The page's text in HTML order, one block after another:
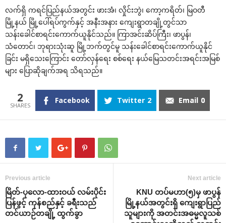
လက်ရှိ ကရင်ပြည်နယ်အတွင်း ဖားအံ၊ လှိုင်းဘွဲ၊ ကော့ကရိတ်၊ မြဝတီ
မြို့နယ် မြို့ပေါ်ရပ်ကွက်နှင့် အနီးအနား ကျေးရွာတချို့တွင်သာ
သန်းခေါင်စာရင်းကောက်ယူနိုင်သည်။ ကြာအင်းဆိပ်ကြီး၊ ဖာပွန်၊
သံတောင်၊ ဘုရားသုံးဆူ မြို့ဘက်တွင်မူ သန်းခေါင်စာရင်းကောက်ယူနိုင်
ခြင်း မရှိသေးကြောင်း တော်လှန်ရေး စစ်ရေး နယ်မြေသတင်းအရင်းအမြစ်
များ ပြောဆိုချက်အရ သိရသည်။
2 Facebook Twitter 2 Email 0
Previous article
မြိတ်-ပုလော-ထားဝယ် လမ်းပိုင်း
ပြန်ဖွင့် ကုန်စည်နှင့် ခရီးသည်
တင်ယာဉ်တချို့ ထွက်ခွာ
Next article
KNU တပ်မဟာ(၅)မှ ဖာပွန်
မြို့နယ်အတွင်းရှိ ကျေးရွာပြည်
သူများကို အတင်းအဓမ္မလူသစ်